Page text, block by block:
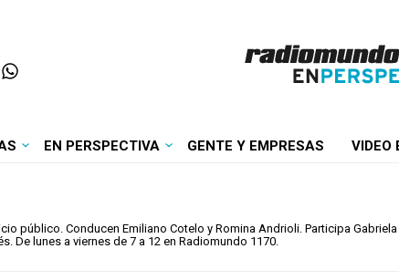
EN PERSPECTIVA GENTE Y EMPRESAS VIDEO
público. Conducen Emiliano Cotelo y Romina Andrioli. Participa
De lunes a viernes de 7 a 12 en Radiomundo 1170.